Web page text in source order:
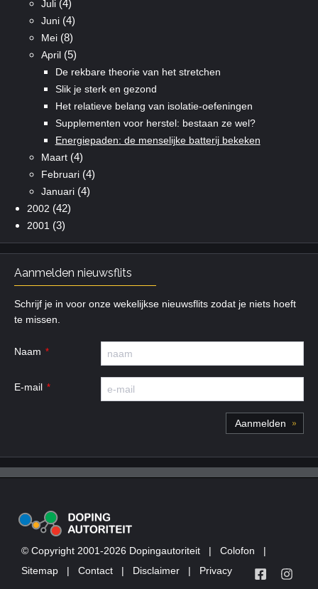
Juli(4)
Juni(4)
Mei(8)
April(5)
De rekbare theorie van het stretchen
Slik je sterk en gezond
Het relatieve belang van isolatie-oefeningen
Supplementen voor herstel: bestaan ze wel?
Energiepaden: de menselijke batterij bekeken
Maart(4)
Februari(4)
Januari(4)
2002 (42)
2001 (3)
Aanmelden nieuwsflits
Schrijf je in voor onze wekelijkse nieuwsflits zodat je niets hoeft
te missen.
Naam
E-mail
© Copyright 2001-2026 Dopingautoriteit | Colofon
|
Sitemap
| Contact | Disclaimer | Privacy